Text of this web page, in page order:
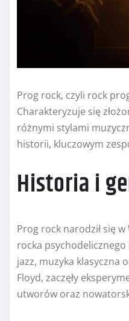
Prog rock, czyli rock
Charakteryzuje się
różnymi stylami
historii, kluczowym
Historia i
Prog rock narodził się
rocka psychodelicznego
jazz, muzyka klasyczna
Floyd, zaczęły
utworów oraz